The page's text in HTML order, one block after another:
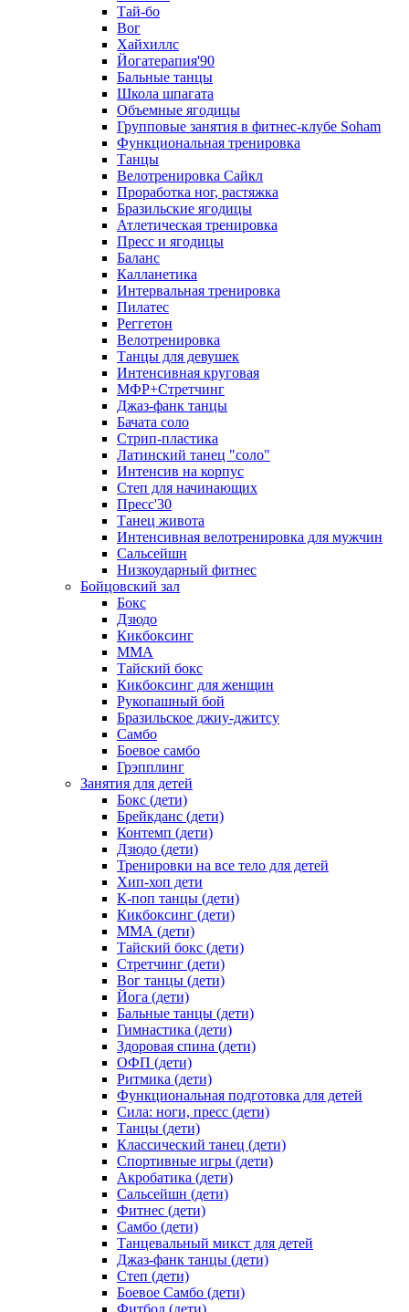
Тай-бо
Вог
Хайхиллс
Йогатерапия'90
Бальные танцы
Школа шпагата
Объемные ягодицы
Групповые занятия в фитнес-клубе Soham
Функциональная тренировка
Танцы
Велотренировка Сайкл
Проработка ног, растяжка
Бразильские ягодицы
Атлетическая тренировка
Пресс и ягодицы
Баланс
Калланетика
Интервальная тренировка
Пилатес
Реггетон
Велотренировка
Танцы для девушек
Интенсивная круговая
МФР+Стретчинг
Джаз-фанк танцы
Бачата соло
Стрип-пластика
Латинский танец "соло"
Интенсив на корпус
Степ для начинающих
Пресс'30
Танец живота
Интенсивная велотренировка для мужчин
Сальсейшн
Низкоударный фитнес
Бойцовский зал
Бокс
Дзюдо
Кикбоксинг
MMA
Тайский бокс
Кикбоксинг для женщин
Рукопашный бой
Бразильское джиу-джитсу
Самбо
Боевое самбо
Грэпплинг
Занятия для детей
Бокс (дети)
Брейкданс (дети)
Контемп (дети)
Дзюдо (дети)
Тренировки на все тело для детей
Хип-хоп дети
К-поп танцы (дети)
Кикбоксинг (дети)
ММА (дети)
Тайский бокс (дети)
Стретчинг (дети)
Вог танцы (дети)
Йога (дети)
Бальные танцы (дети)
Гимнастика (дети)
Здоровая спина (дети)
ОФП (дети)
Ритмика (дети)
Функциональная подготовка для детей
Сила: ноги, пресс (дети)
Танцы (дети)
Классический танец (дети)
Спортивные игры (дети)
Акробатика (дети)
Сальсейшн (дети)
Фитнес (дети)
Самбо (дети)
Танцевальный микст для детей
Джаз-фанк танцы (дети)
Степ (дети)
Боевое Самбо (дети)
Фитбол (дети)